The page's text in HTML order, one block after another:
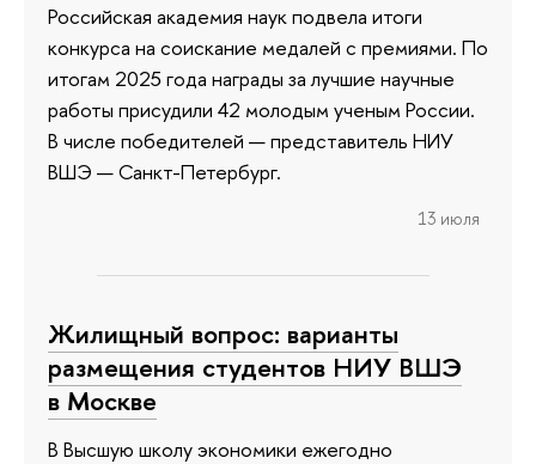
Российская академия наук подвела итоги
конкурса на соискание медалей с премиями. По
итогам 2025 года награды за лучшие научные
работы присудили 42 молодым ученым России.
В числе победителей — представитель НИУ
ВШЭ — Санкт-Петербург.
13 июля
Жилищный вопрос: варианты
размещения студентов НИУ ВШЭ
в Москве
В Высшую школу экономики ежегодно